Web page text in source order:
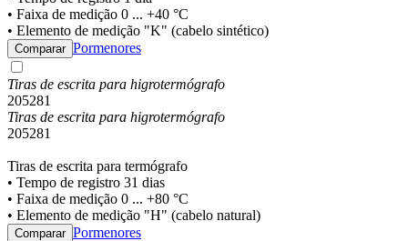
• Faixa de medição 0 ... +40 °C
• Elemento de medição "K" (cabelo sintético)
Comparar Pormenores
Tiras de escrita para higrotermógrafo
205281
Tiras de escrita para higrotermógrafo
205281
Tiras de escrita para termógrafo
• Tempo de registro 31 dias
• Faixa de medição 0 ... +80 °C
• Elemento de medição "H" (cabelo natural)
Comparar Pormenores